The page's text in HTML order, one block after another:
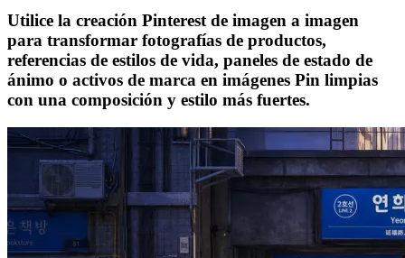
Utilice la creación Pinterest de imagen a imagen
para transformar fotografías de productos,
referencias de estilos de vida, paneles de estado de
ánimo o activos de marca en imágenes Pin limpias
con una composición y estilo más fuertes.